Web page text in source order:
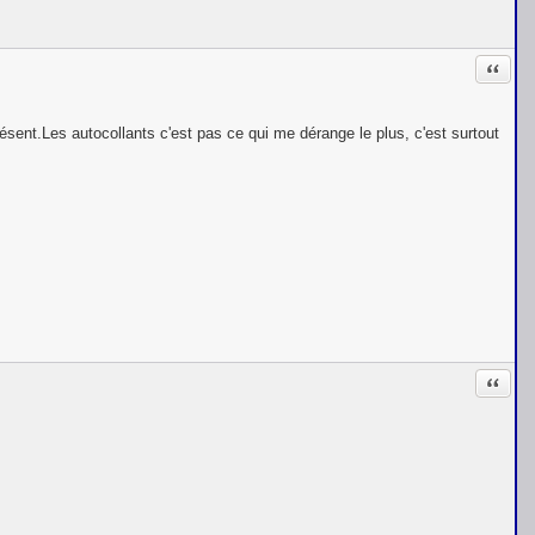
autocollants c'est pas ce qui me dérange le plus, c'est surtout